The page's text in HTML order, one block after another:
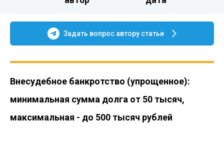
Задать вопрос автору статьи
Внесудебное банкротство (упрощенное):
минимальная сумма долга от 50 тысяч,
максимальная - до 500 тысяч рублей